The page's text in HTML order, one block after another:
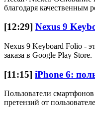
благодаря качественным
[12:29] Nexus 9
Nexus 9 Keyboard Folio -
заказа в Google Play Store.
[11:15] iPhone 6:
Пользователи
претензий от